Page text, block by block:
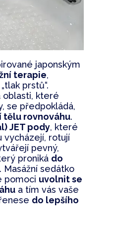
japonským
terapie,
prstů“.
oblasti, které
se předpokládá,
tělu rovnováhu.
JET pody, které
vycházejí, rotují
pevný,
proniká do
Masážní sedátko
pomoci uvolnit se
a tím vás vaše
do lepšího